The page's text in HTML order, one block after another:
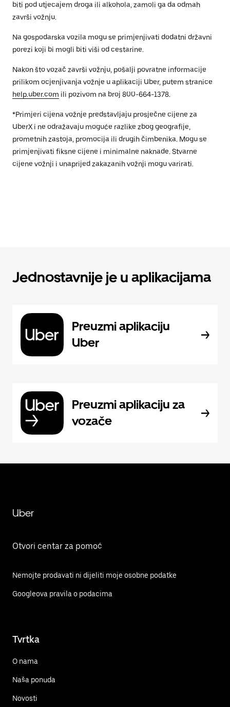
biti pod utjecajem droga ili alkohola, zamoli ga da odmah
završi vožnju.
Na gospodarska vozila mogu se primjenjivati dodatni državni
porezi koji bi mogli biti viši od cestarine.
Nakon što vozač završi vožnju, pošalji povratne informacije
prilikom ocjenjivanja vožnje u aplikaciji Uber, putem stranice
help.uber.com ili pozivom na broj 800-664-1378.
*Primjeri cijena vožnje predstavljaju prosječne cijene za
UberX i ne odražavaju moguće razlike zbog geografije,
prometnih zastoja, promocija ili drugih čimbenika. Mogu se
primjenjivati fiksne cijene i minimalne naknade. Stvarne
cijene vožnji i unaprijed zakazanih vožnji mogu varirati.
Jednostavnije je u aplikacijama
Preuzmi aplikaciju
Uber
Preuzmi aplikaciju za
vozače
Uber
Otvori centar za pomoć
Nemojte prodavati ni dijeliti moje osobne podatke
Googleova pravila o podacima
Tvrtka
O nama
Naša ponuda
Novosti